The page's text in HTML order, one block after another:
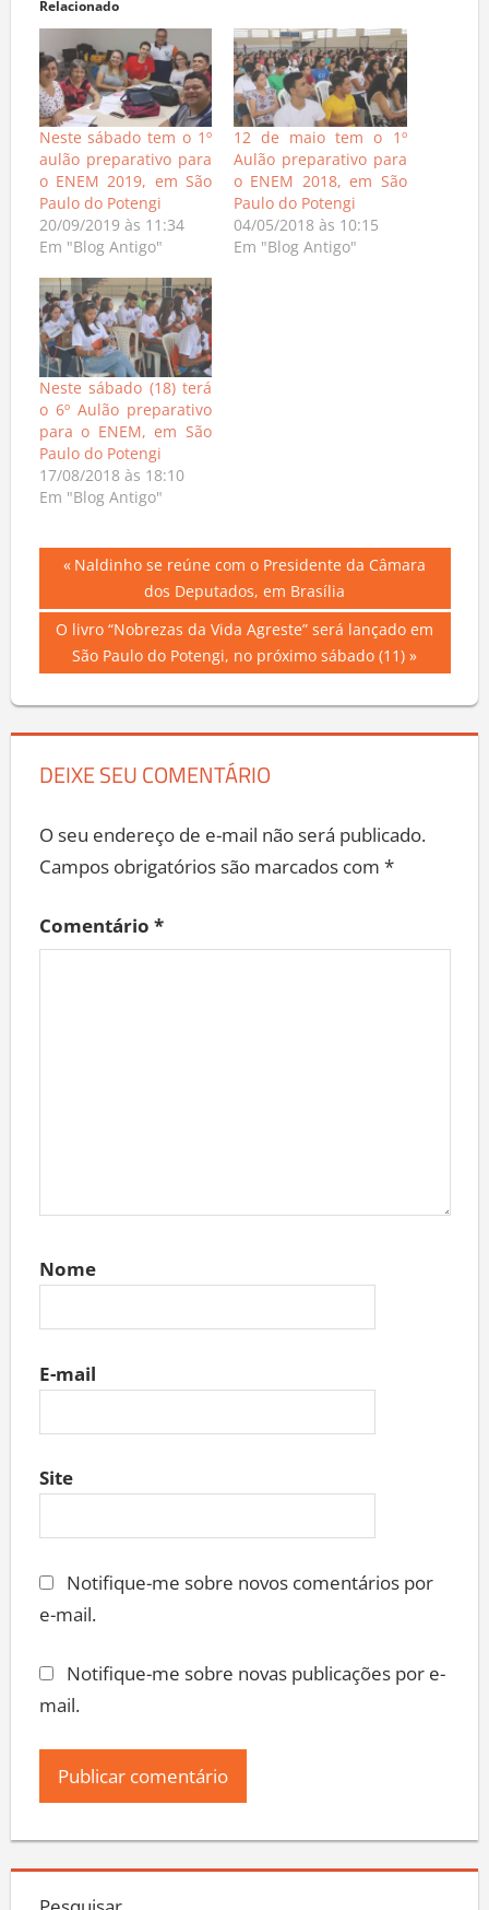
Relacionado
Neste sábado tem o 1º
aulão preparativo para
o ENEM 2019, em São
Paulo do Potengi
20/09/2019 às 11:34
Em "Blog Antigo"
12 de maio tem o 1º
Aulão preparativo para
o ENEM 2018, em São
Paulo do Potengi
04/05/2018 às 10:15
Em "Blog Antigo"
Neste sábado (18) terá
o 6º Aulão preparativo
para o ENEM, em São
Paulo do Potengi
17/08/2018 às 18:10
Em "Blog Antigo"
Navegação
de
Post
Previous
Naldinho se reúne com o Presidente da Câmara
dos Deputados, em Brasília
Next
Post:
O livro “Nobrezas da Vida Agreste” será lançado em
São Paulo do Potengi, no próximo sábado (11)
DEIXE SEU COMENTÁRIO
O seu endereço de e-mail não será publicado.
Campos obrigatórios são marcados com *
Comentário *
Nome
E-mail
Site
Notifique-me sobre novos comentários por
e-mail.
Notifique-me sobre novas publicações por e-
mail.